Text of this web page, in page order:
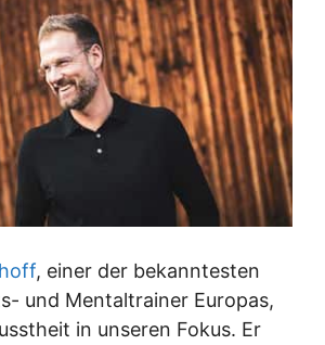
, einer der bekanntesten
und Mentaltrainer Europas,
in unseren Fokus. Er